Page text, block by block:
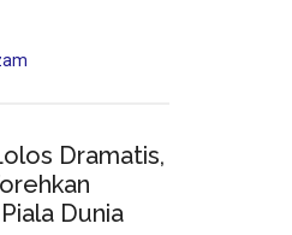
Dramatis,
Dunia